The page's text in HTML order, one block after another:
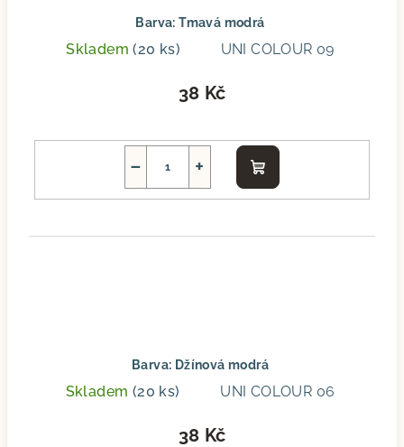
Barva: Tmavá modrá
Skladem(20 ks) UNI COLOUR 09
38 Kč
+
−
Do
košíku
Barva: Džínová modrá
Skladem (20 ks) UNI COLOUR 06
38 Kč